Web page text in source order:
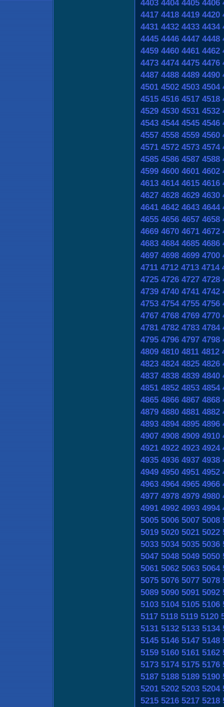
4403 4404 4405 4406
4417 4418 4419 4420
4431 4432 4433 4434
4445 4446 4447 4448
4459 4460 4461 4462
4473 4474 4475 4476
4487 4488 4489 4490
4501 4502 4503 4504
4515 4516 4517 4518
4529 4530 4531 4532
4543 4544 4545 4546
4557 4558 4559 4560
4571 4572 4573 4574
4585 4586 4587 4588
4599 4600 4601 4602
4613 4614 4615 4616
4627 4628 4629 4630
4641 4642 4643 4644
4655 4656 4657 4658
4669 4670 4671 4672
4683 4684 4685 4686
4697 4698 4699 4700
4711 4712 4713 4714
4725 4726 4727 4728
4739 4740 4741 4742
4753 4754 4755 4756
4767 4768 4769 4770
4781 4782 4783 4784
4795 4796 4797 4798
4809 4810 4811 4812
4823 4824 4825 4826
4837 4838 4839 4840
4851 4852 4853 4854
4865 4866 4867 4868
4879 4880 4881 4882
4893 4894 4895 4896
4907 4908 4909 4910
4921 4922 4923 4924
4935 4936 4937 4938
4949 4950 4951 4952
4963 4964 4965 4966
4977 4978 4979 4980
4991 4992 4993 4994
5005 5006 5007 5008
5019 5020 5021 5022
5033 5034 5035 5036
5047 5048 5049 5050
5061 5062 5063 5064
5075 5076 5077 5078
5089 5090 5091 5092
5103 5104 5105 5106
5117 5118 5119 5120
5131 5132 5133 5134
5145 5146 5147 5148
5159 5160 5161 5162
5173 5174 5175 5176
5187 5188 5189 5190
5201 5202 5203 5204
5215 5216 5217 5218